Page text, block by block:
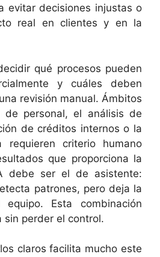
evitar decisiones injustas o
real en clientes y en la
qué procesos pueden
y cuáles deben
revisión manual. Ámbitos
de personal, el análisis de
de créditos internos o la
requieren criterio humano
que proporciona la
debe ser el de asistente:
patrones, pero deja la
Esta combinación
sin perder el control.
claros facilita mucho este